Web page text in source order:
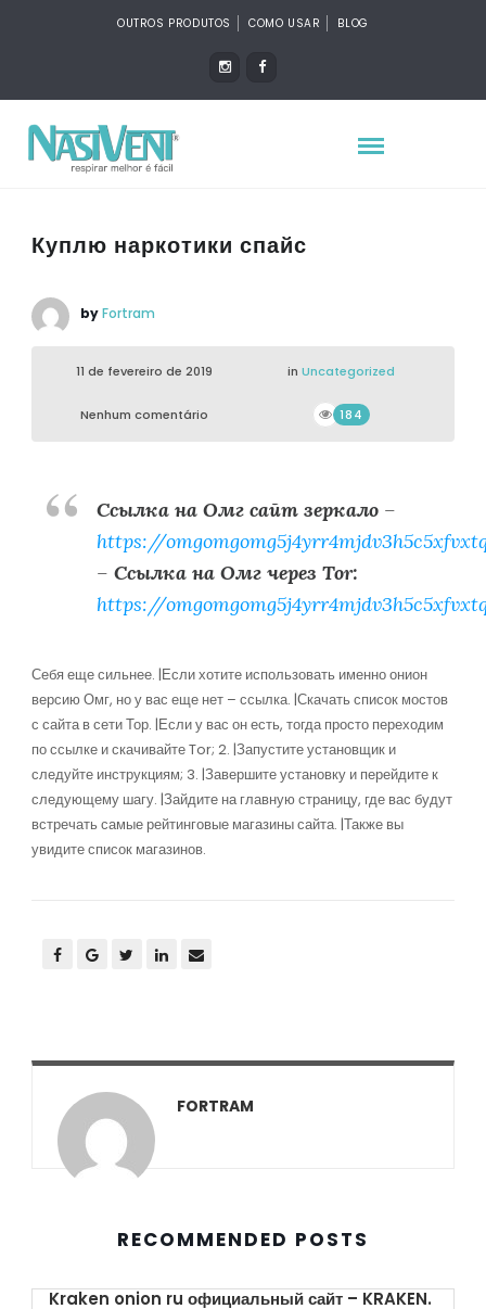
OUTROS PRODUTOS COMO USAR BLOG
Куплю наркотики спайс
byFortram
11 de fevereiro de 2019 in Uncategorized
Nenhum comentário 184
Ссылка на Омг сайт зеркало–
https://
– Ссылка на Омг через Tor:
https://
Себя еще сильнее. |Если хотите использовать именно онион
версию Омг, но у вас еще нет – ссылка. |Скачать список мостов
с сайта в сети Тор. |Если у вас он есть, тогда просто переходим
по ссылке и скачивайте Tor; 2. |Запустите установщик и
следуйте инструкциям; 3. |Завершите установку и перейдите к
следующему шагу. |Зайдите на главную страницу, где вас будут
встречать самые рейтинговые магазины сайта. |Также вы
увидите список магазинов.
FORTRAM
RECOMMENDED POSTS
Kraken onion ru официальный сайт – KRAKEN.